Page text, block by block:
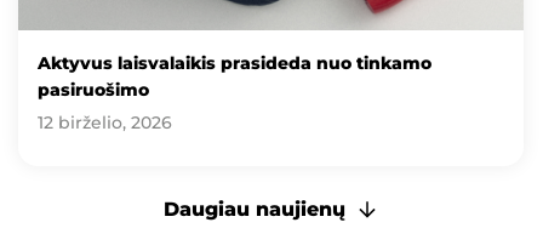
Aktyvus laisvalaikis prasideda nuo tinkamo
pasiruošimo
12 birželio, 2026
Daugiau naujienų